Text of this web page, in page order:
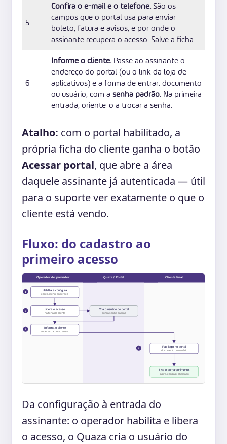
5
Confira o e-mail e o telefone.São os
campos que o portal usa para enviar
boleto, fatura e avisos, e por onde o
assinante recupera o acesso. Salve a ficha.
6
Informe o cliente. Passe ao assinante o
endereço do portal (ou o link da loja de
aplicativos) e a forma de entrar: documento
ou usuário, com a senha padrão. Na primeira
entrada, oriente-o a trocar a senha.
Atalho: com o portal habilitado, a
própria ficha do cliente ganha o botão
Acessar portal, que abre a área
daquele assinante já autenticada — útil
para o suporte ver exatamente o que o
cliente está vendo.
Fluxo: do cadastro ao
primeiro acesso
Operador do provedor Quaza / Portal Cliente final
1 Habilita e configura
cores, menu, endereço
2
Libera o acesso
na ficha do cliente
Cria o usuário do portal
com a senha padrão
3 Informa o cliente
endereço + como entrar
4 Faz login no portal
documento ou usuário
Usa o autoatendimento
fatura, contrato, chamado
Da configuração à entrada do
assinante: o operador habilita e libera
o acesso, o Quaza cria o usuário do